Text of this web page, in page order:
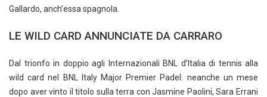
Gallardo, anch’essa spagnola.
LE WILD CARD ANNUNCIATE DA CARRARO
Dal trionfo in doppio agli Internazionali BNL d’Italia di tennis alla
wild card nel BNL Italy Major Premier Padel: neanche un mese
dopo aver vinto il titolo sulla terra con Jasmine Paolini, Sara Errani